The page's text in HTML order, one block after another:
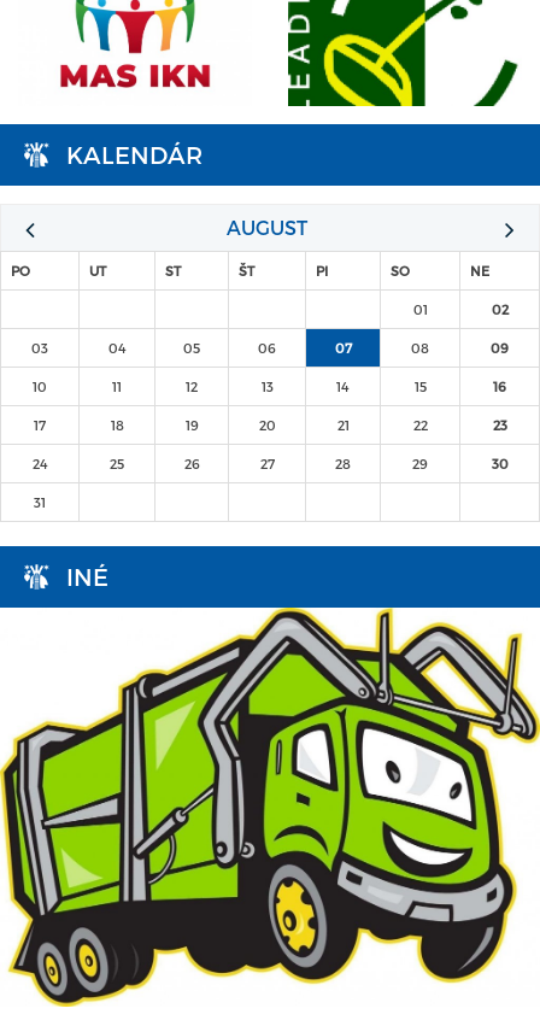
KALENDÁR
AUGUST
PO UT ST ŠT PI SO NE
01 02
03 04 05 06 07 08 09
10 11 12 13 14 15 16
17 18 19 20 21 22 23
24 25 26 27 28 29 30
31
INÉ